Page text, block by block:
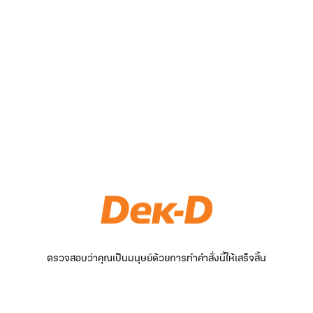
ตรวจสอบว่าคุณเป็นมนุษย์ด้วยการทำคำสั่งนี้ให้เสร็จสิ้น